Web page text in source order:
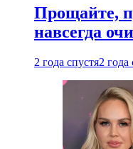
Прощайте,
навсегда
2 года спустя2 года